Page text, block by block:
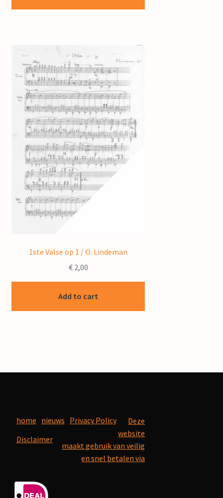
1ste Valse op 1 / O. Lindeman
€2,00
Add to cart
home nieuws Privacy Policy
Disclaimer
Deze
website
maakt gebruik van veilig
en snel betalen via